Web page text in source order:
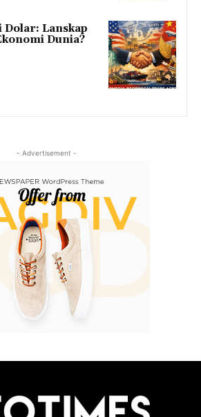
Lanskap
Dunia?
- Advertisement -